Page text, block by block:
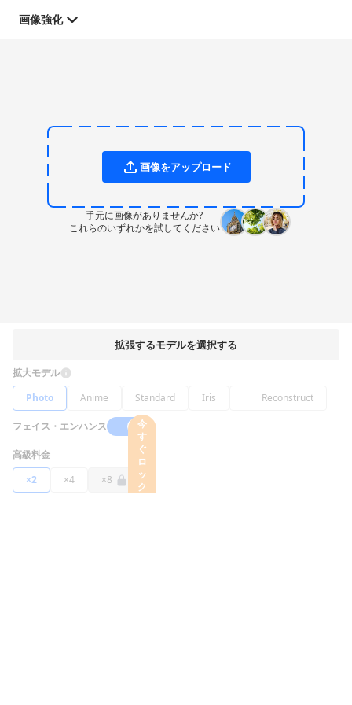
画像強化
拡張するモデルを選択する
拡大モデル
Photo
Anime Standard Iris Reconstruct
フェイス・エンハンス
高級料金
×2
×4 ×8
今
す
ぐ
ロ
ッ
ク
画像をアップロード
手元に画像がありませんか?
これらのいずれかを試してください